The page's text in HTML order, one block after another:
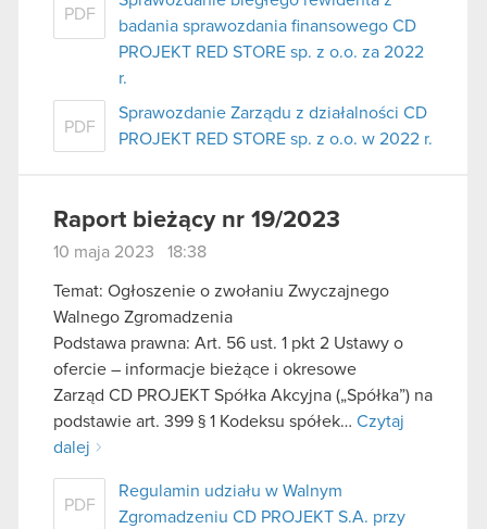
PDF
badania sprawozdania finansowego CD
PROJEKT RED STORE sp. z o.o. za 2022
r.
PDF
Sprawozdanie Zarządu z działalności CD
PROJEKT RED STORE sp. z o.o. w 2022 r.
Raport bieżący nr 19/2023
10 maja 2023 18:38
Temat: Ogłoszenie o zwołaniu Zwyczajnego
Walnego Zgromadzenia
Podstawa prawna: Art. 56 ust. 1 pkt 2 Ustawy o
ofercie – informacje bieżące i okresowe
Zarząd CD PROJEKT Spółka Akcyjna („Spółka”) na
podstawie art. 399 § 1 Kodeksu spółek… Czytaj
dalej
PDF
Regulamin udziału w Walnym
Zgromadzeniu CD PROJEKT S.A. przy